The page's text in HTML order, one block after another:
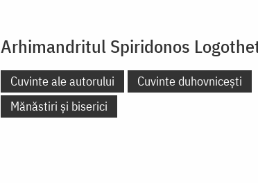
Arhimandritul Spiridonos
Cuvinte ale autorului
Cuvinte duhovnicești
Mănăstiri și biserici